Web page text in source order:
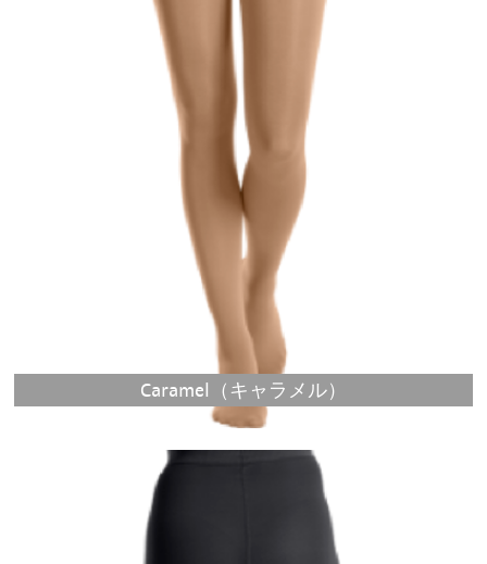
Caramel（キャラメル）
キャラメル
さまざまなファッションスタイルに合わせやすいキ
ャラメル。かすかに艶のある素材で適度な透け感が
あります